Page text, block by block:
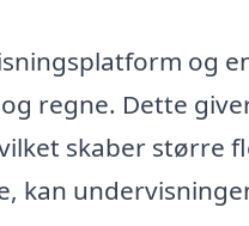
og
regne. Dette
skaber større
kan